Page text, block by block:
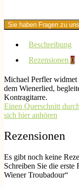
Sie haben Fragen zu
Beschreibung
Rezensionen 0
Michael Perfler widmet
dem Wienerlied,
Kontragitarre.
Einen Querschnitt
sich hier anhören
Rezensionen
Es gibt noch keine
Schreiben Sie die
Wiener Troubadour“